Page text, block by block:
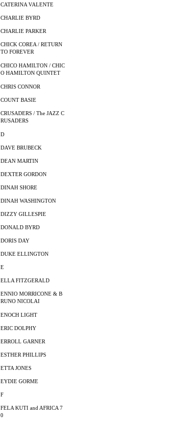
CATERINA VALENTE
CHARLIE BYRD
CHARLIE PARKER
CHICK COREA / RETURN
TO FOREVER
CHICO HAMILTON / CHIC
O HAMILTON QUINTET
CHRIS CONNOR
COUNT BASIE
CRUSADERS / The JAZZ C
RUSADERS
D
DAVE BRUBECK
DEAN MARTIN
DEXTER GORDON
DINAH SHORE
DINAH WASHINGTON
DIZZY GILLESPIE
DONALD BYRD
DORIS DAY
DUKE ELLINGTON
E
ELLA FITZGERALD
ENNIO MORRICONE & B
RUNO NICOLAI
ENOCH LIGHT
ERIC DOLPHY
ERROLL GARNER
ESTHER PHILLIPS
ETTA JONES
EYDIE GORME
F
FELA KUTI and AFRICA 7
0